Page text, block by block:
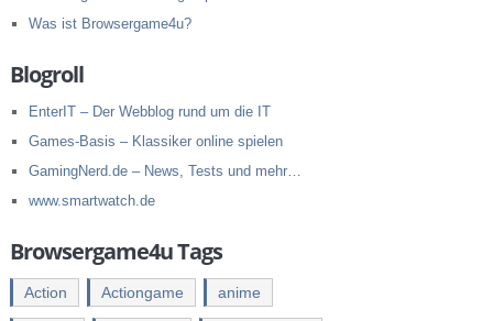
Was ist Browsergame4u?
Blogroll
EnterIT – Der Webblog rund um die IT
Games-Basis – Klassiker online spielen
GamingNerd.de – News, Tests und mehr…
www.smartwatch.de
Browsergame4u Tags
Action Actiongame anime